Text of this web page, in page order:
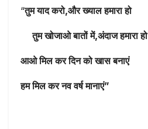
“तुम याद करो,और ख्याल हमारा हो
तुम खोजाओ बातों में,अंदाज हमारा हो
आओ मिल कर दिन को खास बनाएं
हम मिल कर नव वर्ष मानाएं”